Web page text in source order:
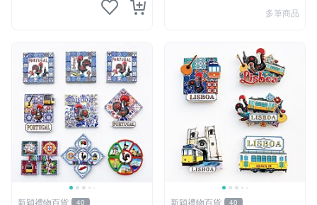
多筆商品
新穎禮物百貨 40 新穎禮物百貨 40